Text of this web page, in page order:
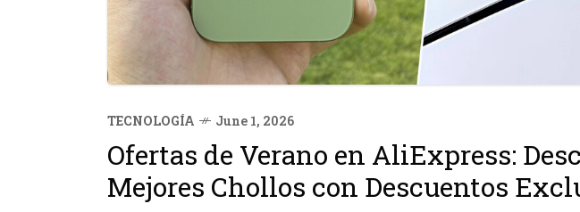
TECNOLOGÍA June 1, 2026
Ofertas de Verano en AliExpress:
Mejores Chollos con Descuentos